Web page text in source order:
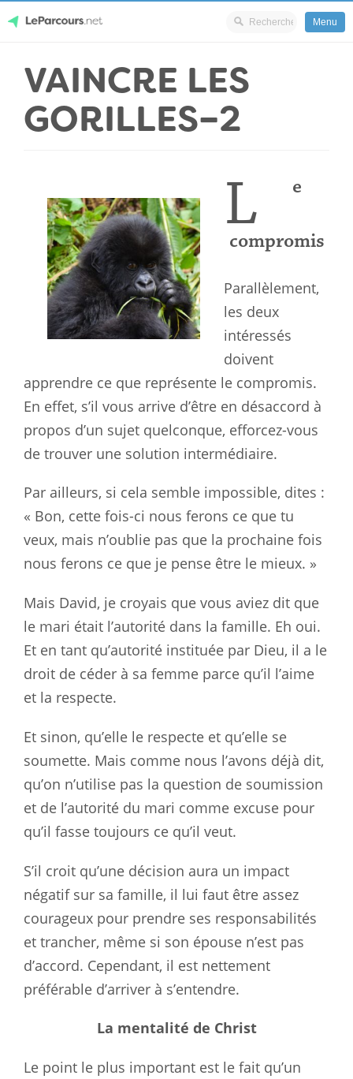
content
LeParcours.net
Menu
VAINCRE LES
GORILLES–2
L e
compromis
Parallèlement,
les deux
intéressés
doivent
apprendre ce que représente le compromis.
En effet, s’il vous arrive d’être en désaccord à
propos d’un sujet quelconque, efforcez-vous
de trouver une solution intermédiaire.
Par ailleurs, si cela semble impossible, dites :
« Bon, cette fois-ci nous ferons ce que tu
veux, mais n’oublie pas que la prochaine fois
nous ferons ce que je pense être le mieux. »
Mais David, je croyais que vous aviez dit que
le mari était l’autorité dans la famille. Eh oui.
Et en tant qu’autorité instituée par Dieu, il a le
droit de céder à sa femme parce qu’il l’aime
et la respecte.
Et sinon, qu’elle le respecte et qu’elle se
soumette. Mais comme nous l’avons déjà dit,
qu’on n’utilise pas la question de soumission
et de l’autorité du mari comme excuse pour
qu’il fasse toujours ce qu’il veut.
S’il croit qu’une décision aura un impact
négatif sur sa famille, il lui faut être assez
courageux pour prendre ses responsabilités
et trancher, même si son épouse n’est pas
d’accord. Cependant, il est nettement
préférable d’arriver à s’entendre.
La mentalité de Christ
Le point le plus important est le fait qu’un